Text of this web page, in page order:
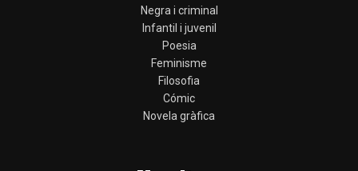
Negra i criminal
Infantil i juvenil
Poesia
Feminisme
Filosofia
Cómic
Novela gràfica